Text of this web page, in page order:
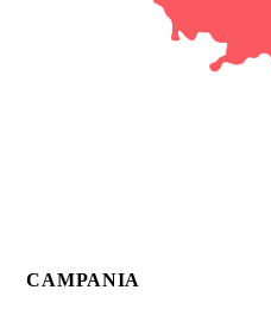
CAMPANIA